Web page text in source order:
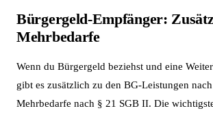
Bürgergeld-Empfänger:
Mehrbedarfe
Wenn du Bürgergeld beziehst und eine
gibt es zusätzlich zu den BG-Leistungen
Mehrbedarfe nach § 21 SGB II. Die